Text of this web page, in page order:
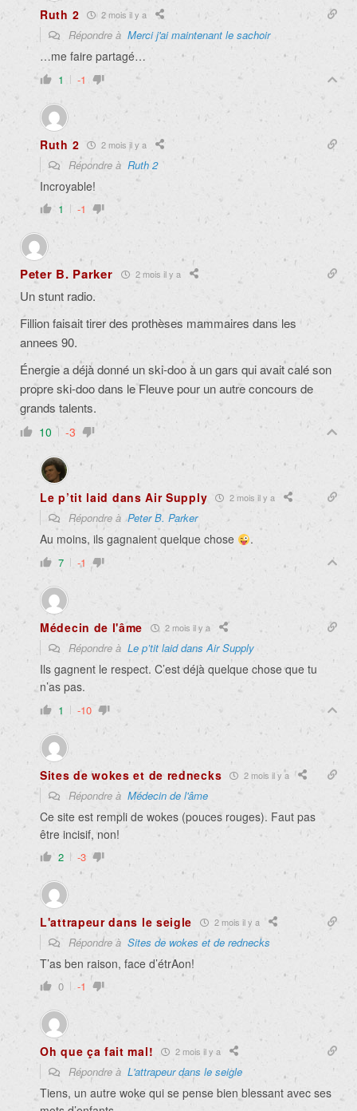
Ruth 2 2 mois il y a
Répondre à Merci j'ai maintenant le sachoir
…me faire partagé…
1 -1
Ruth 2 2 mois il y a
Répondre à Ruth 2
Incroyable!
1 -1
Peter B. Parker 2 mois il y a
Un stunt radio.
Fillion faisait tirer des prothèses mammaires dans les
annees 90.
Énergie a déjà donné un ski-doo à un gars qui avait calé son
propre ski-doo dans le Fleuve pour un autre concours de
grands talents.
10 -3
Le p’tit laid dans Air Supply 2 mois il y a
Répondre àPeter B. Parker
Au moins, ils gagnaient quelque chose .
7 -1
Médecin de l'âme 2 mois il y a
Répondre à Le p’tit laid dans Air Supply
Ils gagnent le respect. C’est déjà quelque chose que tu
n’as pas.
1 -10
Sites de wokes et de rednecks 2 mois il y a
Répondre à Médecin de l'âme
Ce site est rempli de wokes (pouces rouges). Faut pas
être incisif, non!
2 -3
L'attrapeur dans le seigle 2 mois il y a
Répondre à Sites de wokes et de rednecks
T’as ben raison, face d’étrAon!
0 -1
Oh que ça fait mal! 2 mois il y a
Répondre à L'attrapeur dans le seigle
Tiens, un autre woke qui se pense bien blessant avec ses